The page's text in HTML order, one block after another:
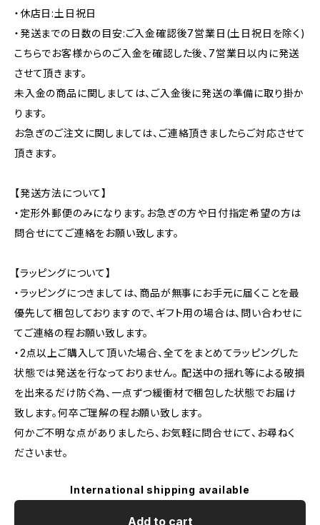
・休店日:土日祝日
・発送までの日数の目安:ご入金確認後7営業日(土日祝日を除く)
こちらでお客様からのご入金を確認した後、7営業日以内に発送
させて頂きます。
未入金の商品に関しましては、ご入金後に発送の準備に取り掛か
ります。
お急ぎのご注文に関しましては、ご連絡頂きましたらご対応させて
頂きます。
【発送方法について】
・定形外郵便のみになります。お急ぎの方や日付指定希望の方は
問合せにてご連絡をお願い致します。
【ラッピングについて】
・ラッピングにつきましては、商品が無事にお手元に届くことを最
優先して梱包しておりますので、ギフト用の場合は、問い合わせに
てご連絡の程お願い致します。
・2点以上ご購入して頂いた場合、全てをまとめてラッピングした
状態では発送を行なっておりません。 配送中の揺れ等による破損
を出来るだけ防ぐ為、一点ずつ緩衝材で梱包した状態でお届け
致します。何卒ご理解の程お願い致します。
何かご不明な点がありましたら、お気軽に問合せにて、お尋ねく
ださいませ。
International shipping available
Add to cart